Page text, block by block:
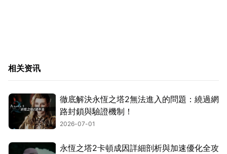
相关资讯
徹底解決永恆之塔2無法進入的問題：繞過網
路封鎖與驗證機制！
2026-07-01
永恆之塔2卡頓成因詳細剖析與加速優化全攻